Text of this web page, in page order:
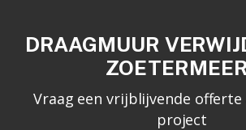
DRAAGMUUR
Vraag een vrijblijvende offerte
project